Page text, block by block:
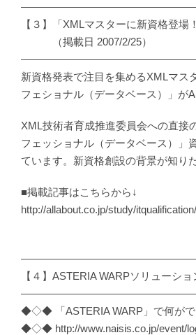
【３】「XMLマスターに新資格登場
（掲載日 2007/2/25）
新資格発表で注目を集めるXMLマス
フェショナル（データベース）」が
XML技術者育成推進委員会への直接
フェッショナル（データベース）」
ています。新資格創設の背景が知り
■掲載記事はこちらから↓
http://allabout.co.jp/study/
【４】ASTERIA WARPソリューシ
◆◇◆ 「ASTERIA WARP」で何がで
◆◇◆ http://www.naisis.co.jp/event/